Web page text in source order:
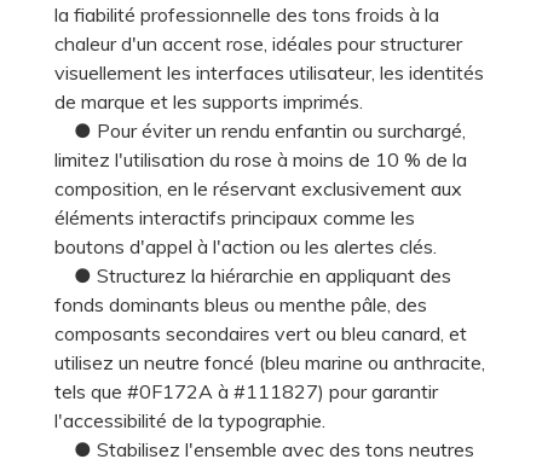
la fiabilité professionnelle des tons froids à la
chaleur d'un accent rose, idéales pour structurer
visuellement les interfaces utilisateur, les identités
de marque et les supports imprimés.
● Pour éviter un rendu enfantin ou surchargé,
limitez l'utilisation du rose à moins de 10 % de la
composition, en le réservant exclusivement aux
éléments interactifs principaux comme les
boutons d'appel à l'action ou les alertes clés.
● Structurez la hiérarchie en appliquant des
fonds dominants bleus ou menthe pâle, des
composants secondaires vert ou bleu canard, et
utilisez un neutre foncé (bleu marine ou anthracite,
tels que #0F172A à #111827) pour garantir
l'accessibilité de la typographie.
● Stabilisez l'ensemble avec des tons neutres